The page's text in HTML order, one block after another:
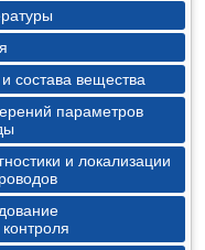
состава вещества
параметров
и локализации